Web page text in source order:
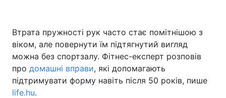
Втрата пружності рук часто стає помітнішою з
віком, але повернути їм підтягнутий вигляд
можна без спортзалу. Фітнес-експерт розповів
про домашні вправи, які допомагають
підтримувати форму навіть після 50 років, пише
life.hu.